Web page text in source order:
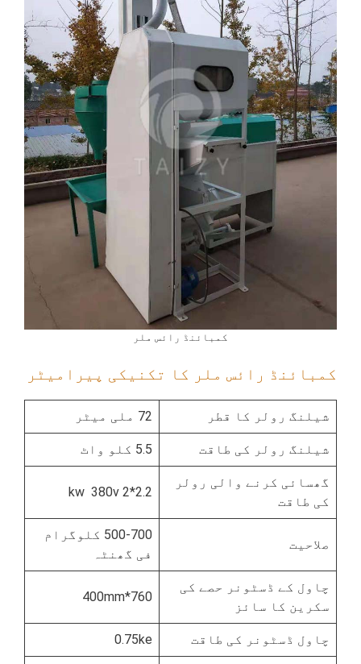
کمبائنڈ رائس ملر
کمبائنڈ رائس ملر کا تکنیکی پیرامیٹر
شیلنگ رولر کا قطر 72 ملی میٹر
شیلنگ رولر کی طاقت 5.5 کلو واٹ
گھسائی کرنے والی رولر
کی طاقت
2.2*2 kw 380v
صلاحیت
500-700 کلوگرام
فی گھنٹہ
چاول کے ڈسٹونر حصے کی
سکرین کا سائز
760*400mm
چاول ڈسٹونر کی طاقت 0.75ke